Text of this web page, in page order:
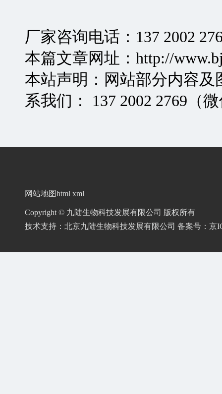
厂家咨询电话：137 2002
本篇文章网址：http://
本站声明：网站部分内容
系我们： 137 2002 2769（
网站地图html xml
Copyright © 九陆生物科技发展有限公司 版权所有
技术支持： 北京九陆生物科技发展有限公司 备案号： 京